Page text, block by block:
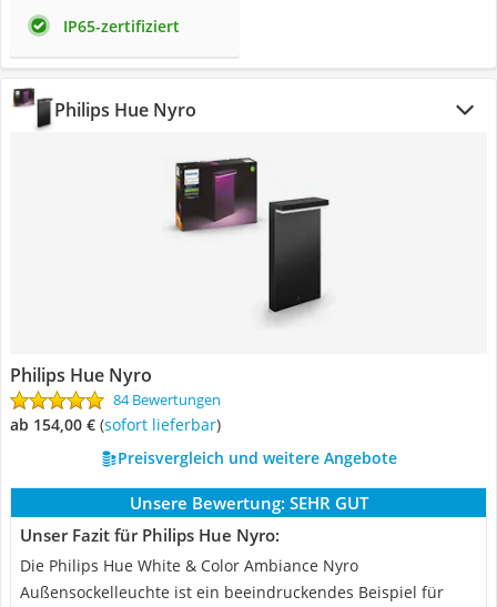
IP65-zertifiziert
Philips Hue Nyro
Philips Hue Nyro
84 Bewertungen
ab 154,00 € ( Sofort lieferbar)
Preisvergleich und weitere Angebote
Unsere Bewertung: SEHR GUT
Unser Fazit für Philips Hue Nyro:
Die Philips Hue White & Color Ambiance Nyro
Außensockelleuchte ist ein beeindruckendes Beispiel für